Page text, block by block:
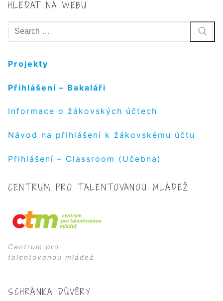
HLEDAT NA WEBU
Hledat:
Projekty
Přihlášení – Bakaláři
Informace o žákovských účtech
Návod na přihlášení k žákovskému účtu
Přihlášení – Classroom (Učebna)
CENTRUM PRO TALENTOVANOU MLÁDEŽ
Centrum pro
talentovanou mládež
SCHRÁNKA DŮVĚRY